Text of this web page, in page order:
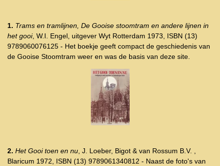
1. Trams en tramlijnen, De Gooise stoomtram en andere lijnen in
het gooi, W.I. Engel, uitgever Wyt Rotterdam 1973, ISBN (13)
9789060076125 - Het boekje geeft compact de geschiedenis van
de Gooise Stoomtram weer en was de basis van deze site.
2. Het Gooi toen en nu , J. Loeber, Bigot & van Rossum B.V. ,
Blaricum 1972, ISBN (13) 9789061340812 - Naast de foto's van